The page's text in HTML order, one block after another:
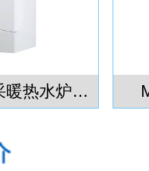
暖热水炉